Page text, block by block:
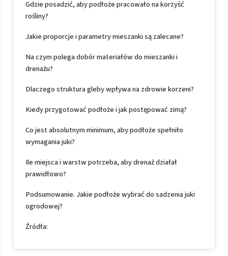
Gdzie posadzić, aby podłoże pracowało na korzyść
rośliny?
Jakie proporcje i parametry mieszanki są zalecane?
Na czym polega dobór materiałów do mieszanki i
drenażu?
Dlaczego struktura gleby wpływa na zdrowie korzeni?
Kiedy przygotować podłoże i jak postępować zimą?
Co jest absolutnym minimum, aby podłoże spełniło
wymagania juki?
Ile miejsca i warstw potrzeba, aby drenaż działał
prawidłowo?
Podsumowanie. Jakie podłoże wybrać do sadzenia juki
ogrodowej?
Źródła: